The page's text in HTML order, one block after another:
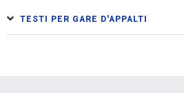
TESTI PER GARE D'APPALTI